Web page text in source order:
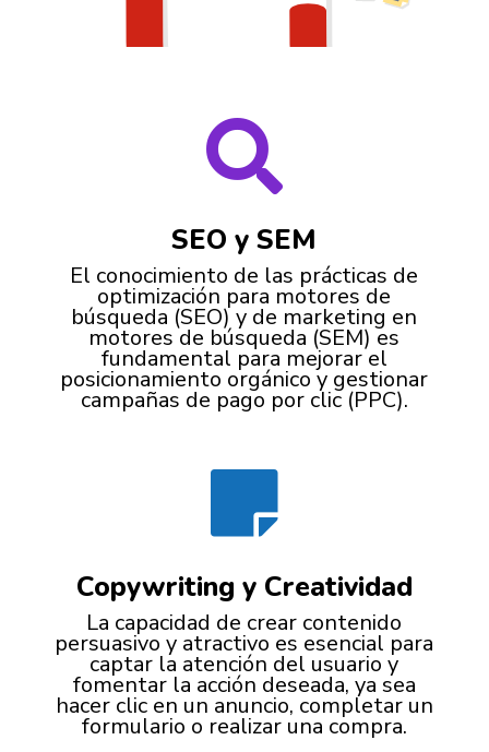

SEO y SEM
El conocimiento de las prácticas de
optimización para motores de
búsqueda (SEO) y de marketing en
motores de búsqueda (SEM) es
fundamental para mejorar el
posicionamiento orgánico y gestionar
campañas de pago por clic (PPC).

Copywriting y Creatividad
La capacidad de crear contenido
persuasivo y atractivo es esencial para
captar la atención del usuario y
fomentar la acción deseada, ya sea
hacer clic en un anuncio, completar un
formulario o realizar una compra.